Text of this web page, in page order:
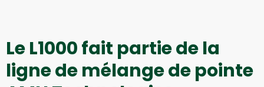
Le L1000 fait partie de la
ligne de mélange de pointe